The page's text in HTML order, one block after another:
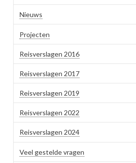
Nieuws
Projecten
Reisverslagen 2016
Reisverslagen 2017
Reisverslagen 2019
Reisverslagen 2022
Reisverslagen 2024
Veel gestelde vragen